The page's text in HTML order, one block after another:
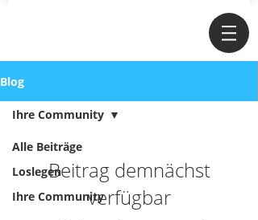
Blog
Alle Beiträge
Loslegen
Ihre Community
Ihre Community
Beitrag demnächst
verfügbar